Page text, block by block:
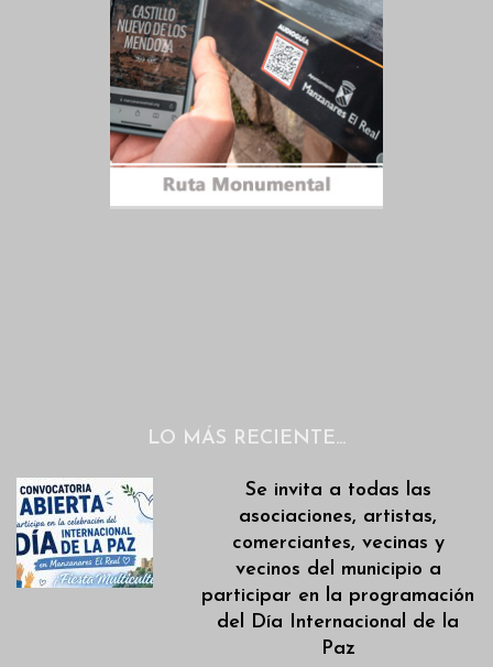
LO MÁS RECIENTE…
Se invita a todas las
asociaciones, artistas,
comerciantes, vecinas y
vecinos del municipio a
participar en la programación
del Día Internacional de la
Paz